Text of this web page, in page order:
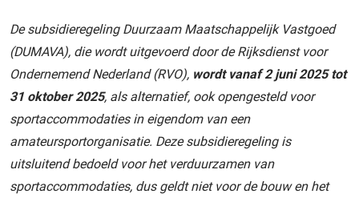
De subsidieregeling Duurzaam Maatschappelijk Vastgoed
(DUMAVA), die wordt uitgevoerd door de Rijksdienst voor
Ondernemend Nederland (RVO), wordt vanaf 2 juni 2025 tot
31 oktober 2025, als alternatief, ook opengesteld voor
sportaccommodaties in eigendom van een
amateursportorganisatie. Deze subsidieregeling is
uitsluitend bedoeld voor het verduurzamen van
sportaccommodaties, dus geldt niet voor de bouw en het